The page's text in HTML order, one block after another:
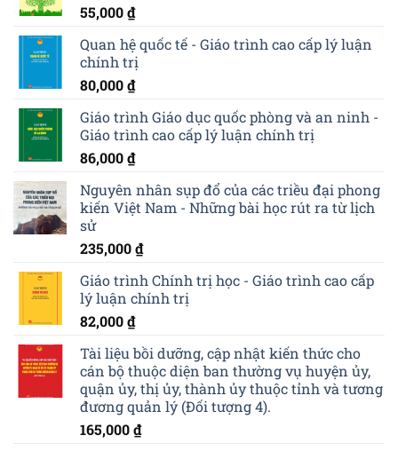
55,000₫
Quan hệ quốc tế - Giáo trình cao cấp lý luận
chính trị
80,000₫
Giáo trình Giáo dục quốc phòng và an ninh -
Giáo trình cao cấp lý luận chính trị
86,000₫
Nguyên nhân sụp đổ của các triều đại phong
kiến Việt Nam - Những bài học rút ra từ lịch
sử
235,000₫
Giáo trình Chính trị học - Giáo trình cao cấp
lý luận chính trị
82,000₫
Tài liệu bồi dưỡng, cập nhật kiến thức cho
cán bộ thuộc diện ban thường vụ huyện ủy,
quận ủy, thị ủy, thành ủy thuộc tỉnh và tương
đương quản lý (Đối tượng 4).
165,000₫